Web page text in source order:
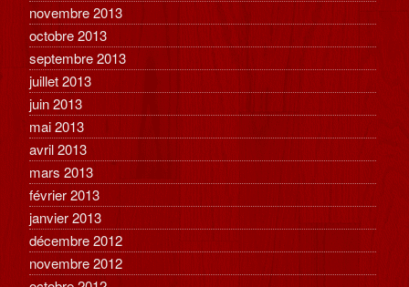
novembre 2013
octobre 2013
septembre 2013
juillet 2013
juin 2013
mai 2013
avril 2013
mars 2013
février 2013
janvier 2013
décembre 2012
novembre 2012